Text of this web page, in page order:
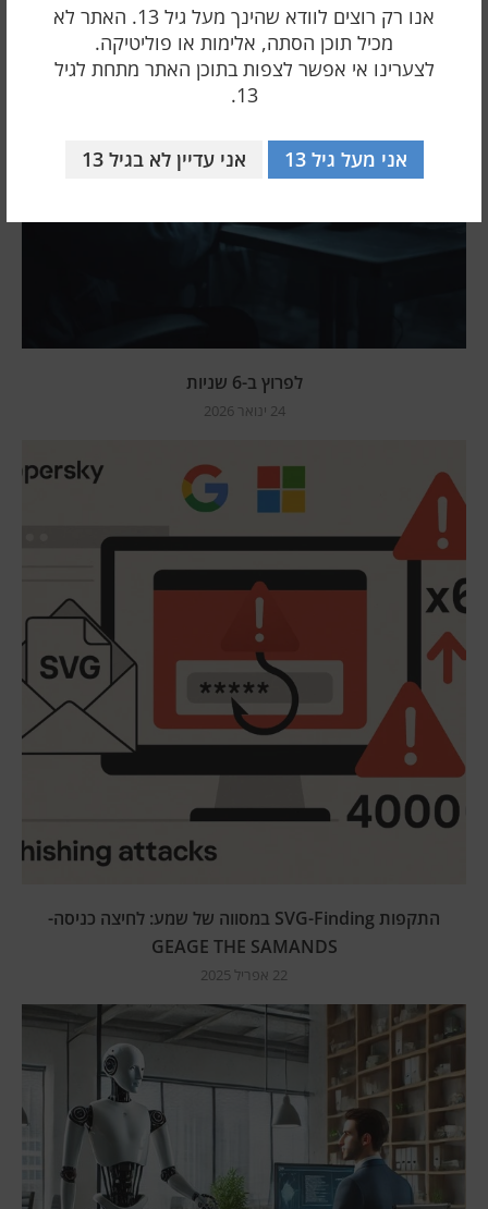
אנו רק רוצים לוודא שהינך מעל גיל 13. האתר לא
מכיל תוכן הסתה, אלימות או פוליטיקה.
לצערינו אי אפשר לצפות בתוכן האתר מתחת לגיל
13.
אני מעל גיל 13 אני עדיין לא בגיל 13
לפרוץ ב-6 שניות
24 ינואר 2026
התקפות SVG-Finding במסווה של שמע: לחיצה כניסה-
GEAGE THE SAMANDS
22 אפריל 2025